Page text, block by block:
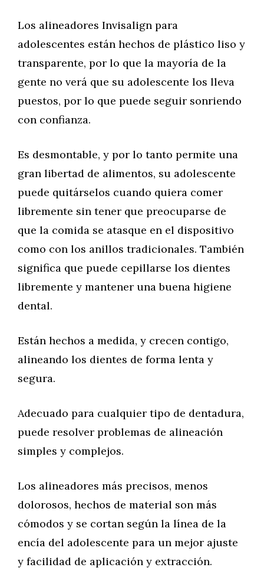
Los alineadores Invisalign para
adolescentes están hechos de plástico liso y
transparente, por lo que la mayoría de la
gente no verá que su adolescente los lleva
puestos, por lo que puede seguir sonriendo
con confianza.
Es desmontable, y por lo tanto permite una
gran libertad de alimentos, su adolescente
puede quitárselos cuando quiera comer
libremente sin tener que preocuparse de
que la comida se atasque en el dispositivo
como con los anillos tradicionales. También
significa que puede cepillarse los dientes
libremente y mantener una buena higiene
dental.
Están hechos a medida, y crecen contigo,
alineando los dientes de forma lenta y
segura.
Adecuado para cualquier tipo de dentadura,
puede resolver problemas de alineación
simples y complejos.
Los alineadores más precisos, menos
dolorosos, hechos de material son más
cómodos y se cortan según la línea de la
encía del adolescente para un mejor ajuste
y facilidad de aplicación y extracción.